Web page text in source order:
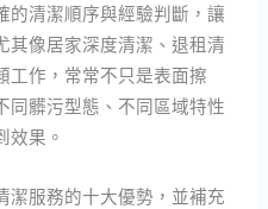
的清潔順序與經驗判斷，讓
其像居家深度清潔、退租清
工作，常常不只是表面擦
同髒污型態、不同區域特性
效果。
潔服務的十大優勢，並補充